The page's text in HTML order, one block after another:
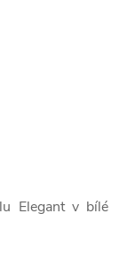
Elegant v bílé